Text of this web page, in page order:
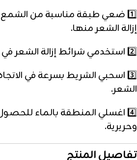
1️⃣ ضعي طبقة مناسبة من الشمع
إزالة الشعر منها.
2️⃣ استخدمي شرائط إزالة الشعر في اتجاه نمو الشعر.
3️⃣ اسحبي الشريط بسرعة في
الشعر.
4️⃣ اغسلي المنطقة بالماء
وحريرية.
تفاصيل المنتج